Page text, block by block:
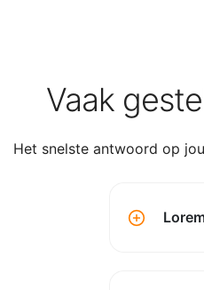
Vaak
Het snelste antwoord op